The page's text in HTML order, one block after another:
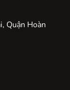
Quận Hoàn